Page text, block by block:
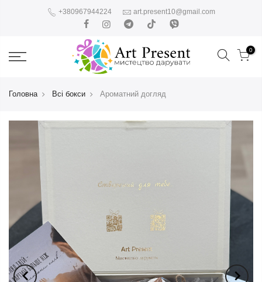
+380967944224 art.present10@gmail.com
0
Головна Всі бокси Ароматний догляд